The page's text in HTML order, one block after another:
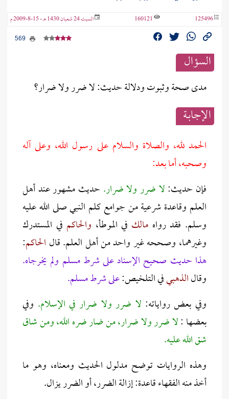
125496
160121 السبت 24 شعبان 1430 هـ - 15-8-2009 م
السؤال
مدى صحة وثبوت ودلالة حديث: لا ضرر ولا ضرار؟
الإجابــة
الحمد لله، والصلاة والسلام على رسول الله، وعلى آله
وصحبه، أما بعد:
فإن حديث:لا ضرر ولا ضرار. حديث مشهور عند أهل
العلم وقاعدة شرعية من جوامع كلم النبي صلى الله عليه
وسلم. فقد رواه مالك في الموطأ، والحاكم في المستدرك
وغيرهما، وصححه غير واحد من أهل العلم. قال الحاكم:
هذا حديث صحيح الإسناد على شرط مسلم ولم يخرجاه.
وقالالذهبيفي التلخيص:على شرط مسلم.
وفي بعض رواياته: لا ضرر ولا ضرار في الإسلام. وفي
بعضها :لا ضرر ولا ضرار، من ضار ضره الله، ومن شاق
شق الله عليه.
وهذه الروايات توضح مدلول الحديث ومعناه، وهو ما
أخذ منه الفقهاء قاعدة: إزالة الضرر، أو الضرر يزال.